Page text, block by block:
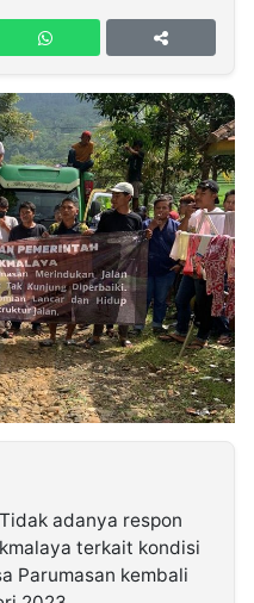
adanya respon
terkait kondisi
Parumasan kembali